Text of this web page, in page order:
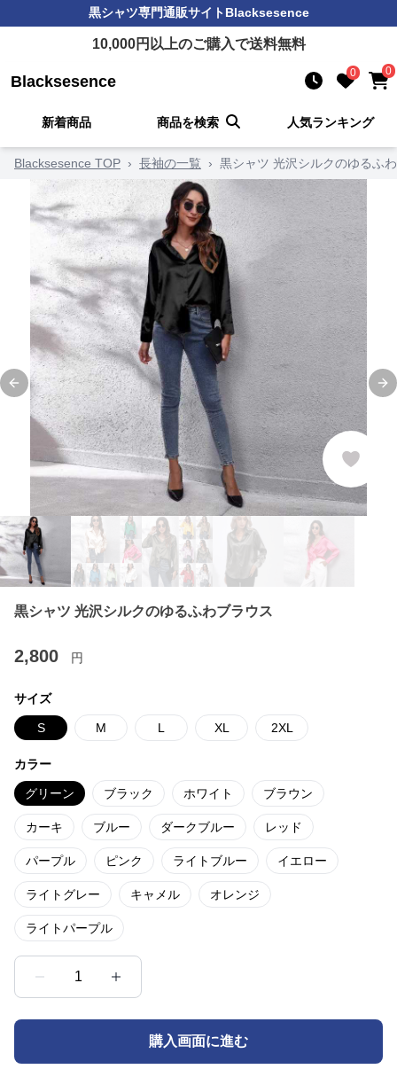
黒シャツ専門通販サイトBlacksesence
10,000円以上のご購入で送料無料
Blacksesence 0 0
新着商品 商品を検索 人気ランキング
Blacksesence TOP › 長袖の一覧 › 黒シャツ 光沢シルクのゆるふ
Previous slide
黒シャツ 光沢シルクのゆるふわブラウス
2,800 円
サイズ
S M L XL 2XL
カラー
グリーン ブラック ホワイト ブラウン
カーキ ブルー ダークブルー レッド
パープル ピンク ライトブルー イエロー
ライトグレー キャメル オレンジ
ライトパープル
1
購入画面に進む